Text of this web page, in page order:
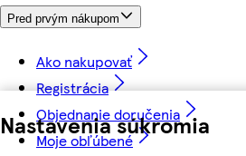
Nastavenia súkromia
Pred prvým nákupom
Ako nakupovať
Registrácia
Objednanie doručenia
Moje obľúbené